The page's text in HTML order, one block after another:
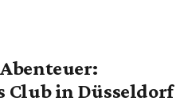
Club in Düsseldorf